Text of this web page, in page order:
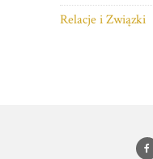
Relacje i Związki